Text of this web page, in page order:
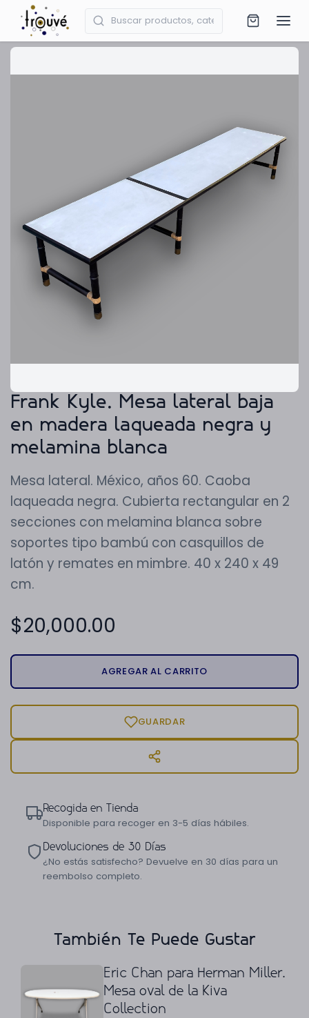
Frank Kyle. Mesa lateral baja
en madera laqueada negra y
melamina blanca
Mesa lateral. México, años 60. Caoba
laqueada negra. Cubierta rectangular en 2
secciones con melamina blanca sobre
soportes tipo bambú con casquillos de
latón y remates en mimbre. 40 x 240 x 49
cm.
$20,000.00
AGREGAR AL CARRITO
GUARDAR
Recogida en Tienda
Disponible para recoger en 3-5 días hábiles.
Devoluciones de 30 Días
¿No estás satisfecho? Devuelve en 30 días para un
reembolso completo.
También Te Puede Gustar
Eric Chan para Herman Miller.
Mesa oval de la Kiva
Collection